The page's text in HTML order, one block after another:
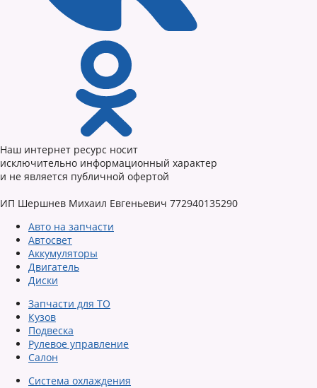
Наш интернет ресурс носит
исключительно информационный характер
и не является публичной офертой
ИП Шершнев Михаил Евгеньевич 772940135290
Авто на запчасти
Автосвет
Аккумуляторы
Двигатель
Диски
Запчасти для ТО
Кузов
Подвеска
Рулевое управление
Салон
Система охлаждения